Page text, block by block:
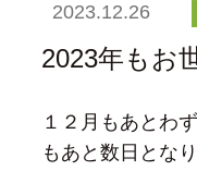
2023.12.26
2023年もお
１２月もあとわ
もあと数日とな